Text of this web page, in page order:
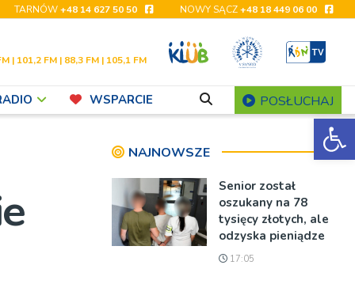
TARNÓW+48 14 627 50 50 NOWY SĄCZ+48 18 449 06 00
| 101,2 FM | 88,3 FM | 105,1 FM
WSPARCIE POSŁUCHAJ
NAJNOWSZE
Senior został
oszukany na 78
tysięcy złotych, ale
odzyska pieniądze
17:05